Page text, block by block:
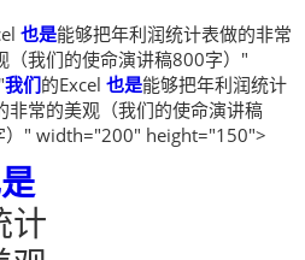
也是能够把年利润统计表做的非常
（我们的使命演讲稿800字）"
我们的Excel 也是能够把年利润统计
非常的美观（我们的使命演讲稿
）" width="200" height="150">
计